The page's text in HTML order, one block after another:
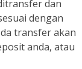
dan
dengan
transfer akan
anda, atau